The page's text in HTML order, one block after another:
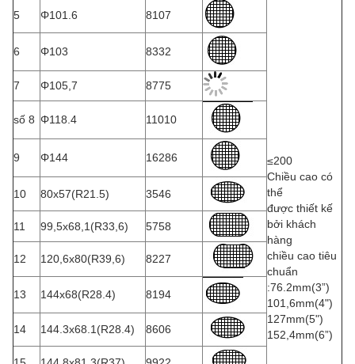
≤200
Chiều cao có
thể
được thiết kế
bởi khách
hàng
chiều cao tiêu
chuẩn
:76.2mm(3”)
101,6mm(4")
127mm(5")
152,4mm(6”)
5 Φ101.6 8107
6 Φ103 8332
7 Φ105,7 8775
số 8 Φ118.4 11010
9 Φ144 16286
10 80x57(R21.5) 3546
11 99,5x68,1(R33,6) 5758
12 120,6x80(R39,6) 8227
13 144x68(R28.4) 8194
14 144.3x68.1(R28.4) 8606